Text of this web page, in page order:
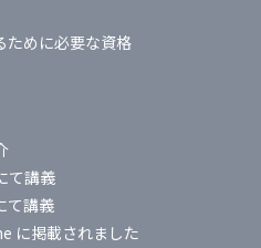
ために必要な資格
て講義
て講義
に掲載されました